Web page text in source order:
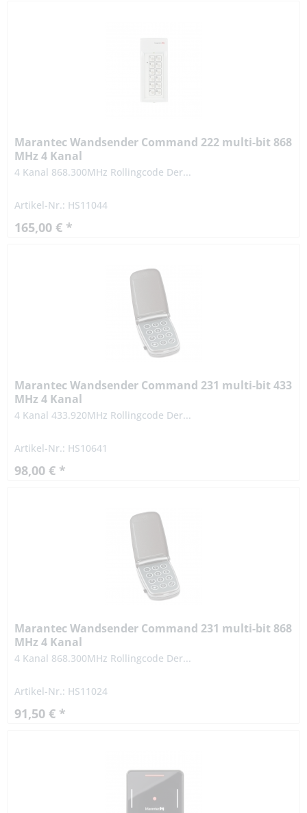
Marantec Wandsender Command 222 multi-bit 868
MHz 4 Kanal
4 Kanal 868.300MHz Rollingcode Der...
Artikel-Nr.: HS11044
165,00 € *
Marantec Wandsender Command 231 multi-bit 433
MHz 4 Kanal
4 Kanal 433.920MHz Rollingcode Der...
Artikel-Nr.: HS10641
98,00 € *
Marantec Wandsender Command 231 multi-bit 868
MHz 4 Kanal
4 Kanal 868.300MHz Rollingcode Der...
Artikel-Nr.: HS11024
91,50 € *